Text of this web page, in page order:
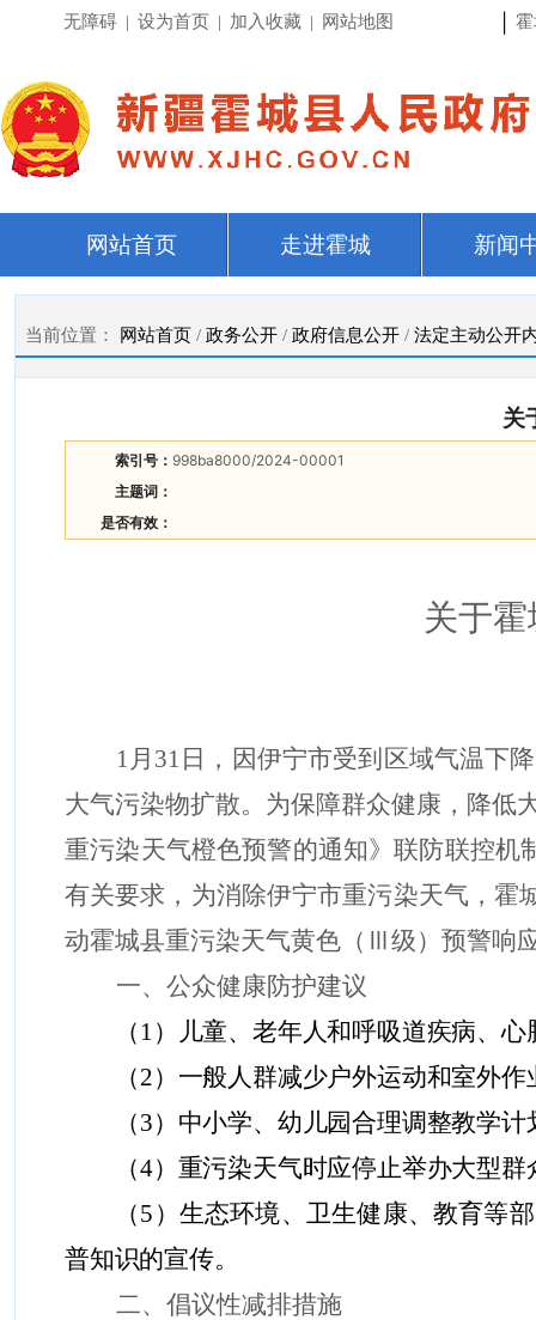
无障碍 | 设为首页 | 加入收藏 | 网站地图
网站首页 走进霍城 新闻
当前位置： 网站首页 / 政务公开 / 政府信息公开 / 法定主动公开
关
索引号： 998ba8000/2024-00001
主题词：
是否有效：
关于
1 月 31 日 ， 因伊宁市受到区域气温下
大气污染物扩散。 为保障群众健康，降低
重污染天气橙色预警的通知》联防联控机
有关要求， 为消除伊宁市重污染天气，霍
动霍城县重污染天气黄色 （ Ⅲ级）预警响
一、公众健康防护建议
（ 1 ）儿童、老年人和呼吸道疾病、
（2）一般人群减少户外运动和室外
（3）中小学、幼儿园合理调整教学
（4）重污染天气时应停止举办大型群
（5 ）生态环境、卫生健康、教育等
普知识的宣传。
二、倡议性减排措施